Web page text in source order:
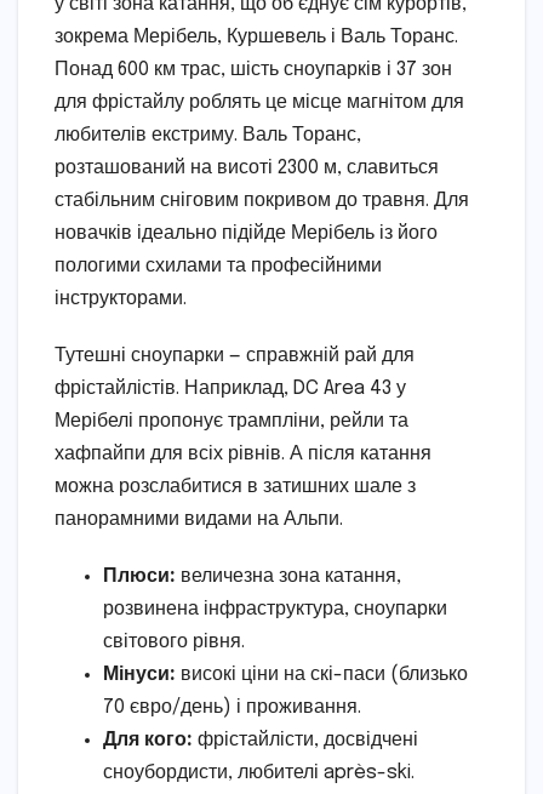
у світі зона катання, що об’єднує сім курортів,
зокрема Мерібель, Куршевель і Валь Торанс.
Понад 600 км трас, шість сноупарків і 37 зон
для фрістайлу роблять це місце магнітом для
любителів екстриму. Валь Торанс,
розташований на висоті 2300 м, славиться
стабільним сніговим покривом до травня. Для
новачків ідеально підійде Мерібель із його
пологими схилами та професійними
інструкторами.
Тутешні сноупарки — справжній рай для
фрістайлістів. Наприклад, DC Area 43 у
Мерібелі пропонує трампліни, рейли та
хафпайпи для всіх рівнів. А після катання
можна розслабитися в затишних шале з
панорамними видами на Альпи.
Плюси: величезна зона катання,
розвинена інфраструктура, сноупарки
світового рівня.
Мінуси: високі ціни на скі-паси (близько
70 євро/день) і проживання.
Для кого: фрістайлісти, досвідчені
сноубордисти, любителі après-ski.